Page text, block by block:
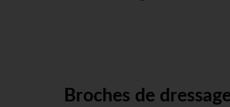
Broches de